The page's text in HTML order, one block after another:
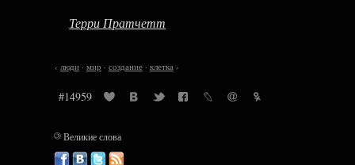
Терри Пратчетт
‹ люди· мир · создание· клетка›
#14959
©Великие слова